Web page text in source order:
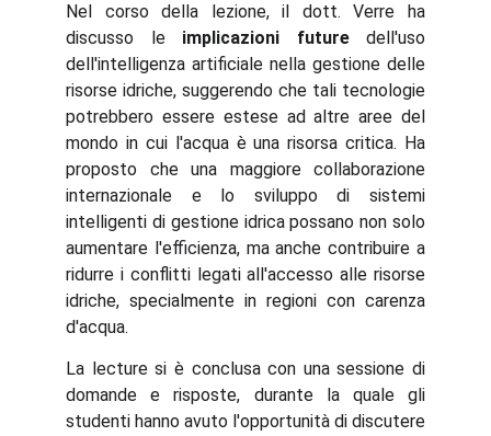
Nel corso della lezione, il dott. Verre ha
discusso le implicazioni futuredell'uso
dell'intelligenza artificiale nella gestione delle
risorse idriche, suggerendo che tali tecnologie
potrebbero essere estese ad altre aree del
mondo in cui l'acqua è una risorsa critica. Ha
proposto che una maggiore collaborazione
internazionale e lo sviluppo di sistemi
intelligenti di gestione idrica possano non solo
aumentare l'efficienza, ma anche contribuire a
ridurre i conflitti legati all'accesso alle risorse
idriche, specialmente in regioni con carenza
d'acqua.
La lecture si è conclusa con una sessione di
domande e risposte, durante la quale gli
studenti hanno avuto l'opportunità di discutere